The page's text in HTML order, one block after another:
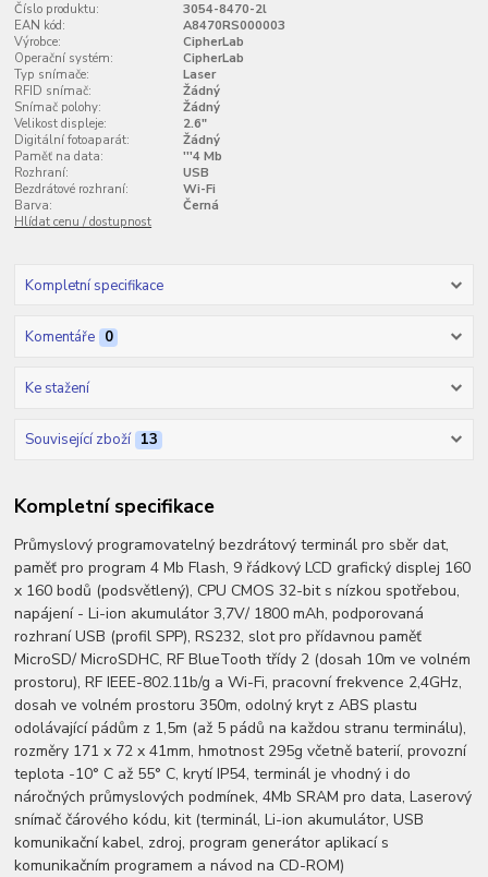
Číslo produktu:
3054-8470-2l
EAN kód:
A8470RS000003
Výrobce:
CipherLab
Operační systém:
CipherLab
Typ snímače:
Laser
RFID snímač:
Žádný
Snímač polohy:
Žádný
Velikost displeje:
2.6"
Digitální fotoaparát:
Žádný
Paměť na data:
'''4 Mb
Rozhraní:
USB
Bezdrátové rozhraní:
Wi-Fi
Barva:
Černá
Hlídat cenu / dostupnost
Kompletní specifikace
Komentáře 0
Ke stažení
Související zboží 13
Kompletní specifikace
Průmyslový programovatelný bezdrátový terminál pro sběr dat,
paměť pro program 4 Mb Flash, 9 řádkový LCD grafický displej 160
x 160 bodů (podsvětlený), CPU CMOS 32-bit s nízkou spotřebou,
napájení - Li-ion akumulátor 3,7V/ 1800 mAh, podporovaná
rozhraní USB (profil SPP), RS232, slot pro přídavnou paměť
MicroSD/ MicroSDHC, RF BlueTooth třídy 2 (dosah 10m ve volném
prostoru), RF IEEE-802.11b/g a Wi-Fi, pracovní frekvence 2,4GHz,
dosah ve volném prostoru 350m, odolný kryt z ABS plastu
odolávající pádům z 1,5m (až 5 pádů na každou stranu terminálu),
rozměry 171 x 72 x 41mm, hmotnost 295g včetně baterií, provozní
teplota -10° C až 55° C, krytí IP54, terminál je vhodný i do
náročných průmyslových podmínek, 4Mb SRAM pro data, Laserový
snímač čárového kódu, kit (terminál, Li-ion akumulátor, USB
komunikační kabel, zdroj, program generátor aplikací s
komunikačním programem a návod na CD-ROM)